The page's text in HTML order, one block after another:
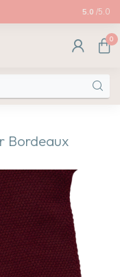
Afhalen
5.0 /5.0
0
Bordeaux